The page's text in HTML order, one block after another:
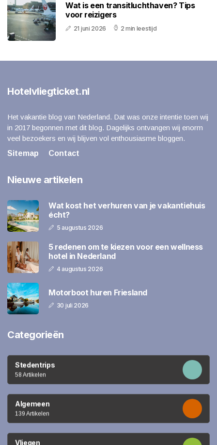
Wat is een transitluchthaven? Tips
voor reizigers
21 juni 2026 2 min leestijd
Hotelvliegticket.nl
Het vakantie blog van Nederland. Dat was onze intentie toen wij
in 2017 begonnen met dit blog. Dagelijks ontvangen wij enorm
veel bezoekers en wij blijven vol enthousiasme bloggen.
Sitemap
Contact
Nieuwe artikelen
Wat kost het verhuren van je vakantiehuis
écht?
5 augustus 2026
5 redenen om te kiezen voor een wellness
hotel in Nederland
4 augustus 2026
Motorboot huren Friesland
30 juli 2026
Categorieën
Stedentrips
58 Artikelen
Algemeen
139 Artikelen
Vliegen